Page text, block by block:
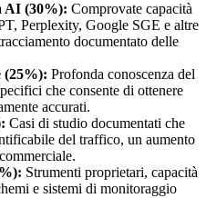
AI (30%): Comprovate capacità
Perplexity, Google SGE e altre
documentato delle
(25%): Profonda conoscenza del
che consente di ottenere
accurati.
Casi di studio documentati che
del traffico, un aumento
Strumenti proprietari, capacità
e sistemi di monitoraggio